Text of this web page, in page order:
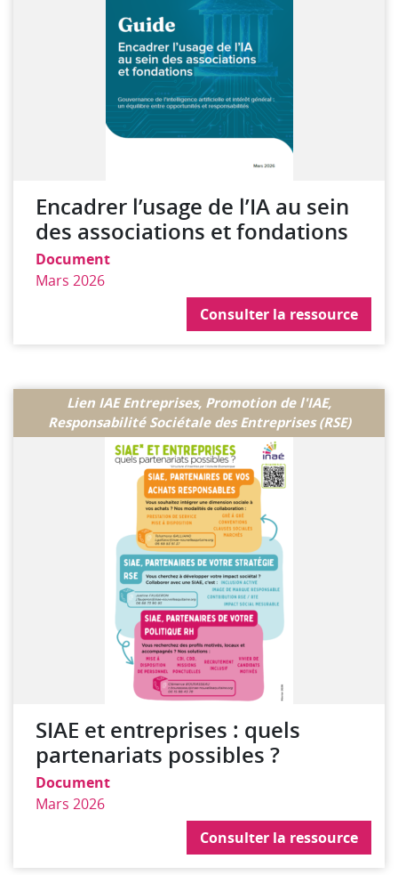
Encadrer l’usage de l’IA au sein
des associations et fondations
Document
Mars 2026
Consulter la ressource
Lien IAE Entreprises, Promotion de l'IAE,
Responsabilité Sociétale des Entreprises (RSE)
SIAE et entreprises : quels
partenariats possibles ?
Document
Mars 2026
Consulter la ressource
Consulter la ressource